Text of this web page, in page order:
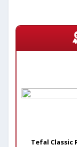
Tefal Classic